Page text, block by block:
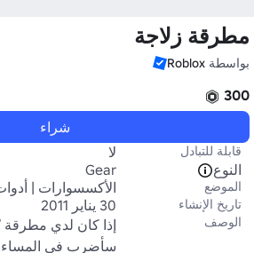
مطرقة زلاجة
بواسطة Roblox
300
شراء
قابلة للتبادل
لا
النوع
Gear
الموضع الأكسسوارات |
تاريخ الإنشاء 30 يناير 2011
الوصف